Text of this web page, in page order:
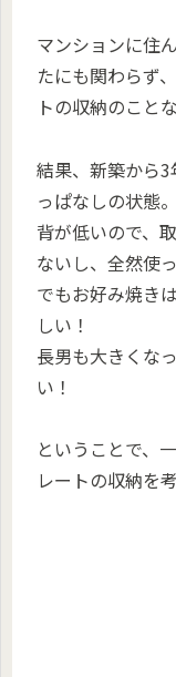
マンションに住
たにも関わらず
トの収納のこと
結果、新築から
っぱなしの状態。
背が低いので、
ないし、全然使
でもお好み焼き
しい！
長男も大きくな
い！
ということで、
レートの収納を